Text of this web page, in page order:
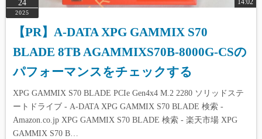
24
2025
14:02
【PR】A-DATA XPG GAMMIX S70
BLADE 8TB AGAMMIXS70B-8000G-CSの
パフォーマンスをチェックする
XPG GAMMIX S70 BLADE PCIe Gen4x4 M.2 2280 ソリッドステ
ートドライブ - A-DATA XPG GAMMIX S70 BLADE 検索 -
Amazon.co.jp XPG GAMMIX S70 BLADE 検索 - 楽天市場 XPG
GAMMIX S70 B…